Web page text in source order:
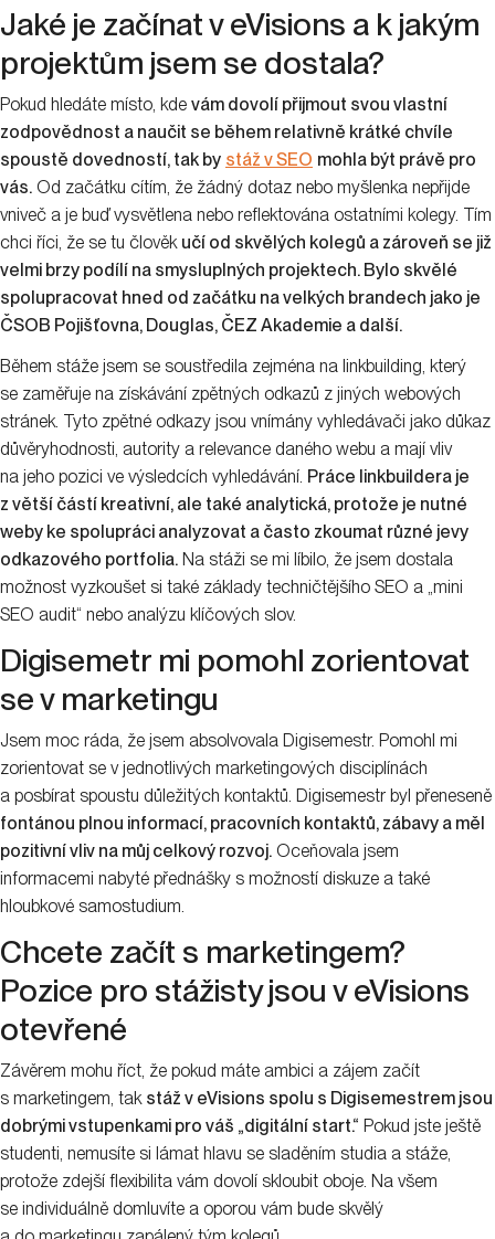
Jaké je začínat v eVisions a k jakým
projektům jsem se dostala?
Pokud hledáte místo, kde vám dovolí přijmout svou vlastní
zodpovědnost a naučit se během relativně krátké chvíle
spoustě dovedností, tak by stáž v SEO mohla být právě pro
vás. Od začátku cítím, že žádný dotaz nebo myšlenka nepřijde
vniveč a je buď vysvětlena nebo reflektována ostatními kolegy. Tím
chci říci, že se tu člověk učí od skvělých kolegů a zároveň se již
velmi brzy podílí na smysluplných projektech. Bylo skvělé
spolupracovat hned od začátku na velkých brandech jako je
ČSOB Pojišťovna, Douglas, ČEZ Akademie a další.
Během stáže jsem se soustředila zejména na linkbuilding, který
se zaměřuje na získávání zpětných odkazů z jiných webových
stránek. Tyto zpětné odkazy jsou vnímány vyhledávači jako důkaz
důvěryhodnosti, autority a relevance daného webu a mají vliv
na jeho pozici ve výsledcích vyhledávání. Práce linkbuildera je
z větší částí kreativní, ale také analytická, protože je nutné
weby ke spolupráci analyzovat a často zkoumat různé jevy
odkazového portfolia. Na stáži se mi líbilo, že jsem dostala
možnost vyzkoušet si také základy techničtějšího SEO a „mini
SEO audit“ nebo analýzu klíčových slov.
Digisemetr mi pomohl zorientovat
se v marketingu
Jsem moc ráda, že jsem absolvovala Digisemestr. Pomohl mi
zorientovat se v jednotlivých marketingových disciplínách
a posbírat spoustu důležitých kontaktů. Digisemestr byl přeneseně
fontánou plnou informací, pracovních kontaktů, zábavy a měl
pozitivní vliv na můj celkový rozvoj. Oceňovala jsem
informacemi nabyté přednášky s možností diskuze a také
hloubkové samostudium.
Chcete začít s marketingem?
Pozice pro stážisty jsou v eVisions
otevřené
Závěrem mohu říct, že pokud máte ambici a zájem začít
s marketingem, tak stáž v eVisions spolu s Digisemestrem jsou
dobrými vstupenkami pro váš „digitální start.“ Pokud jste ještě
studenti, nemusíte si lámat hlavu se sladěním studia a stáže,
protože zdejší flexibilita vám dovolí skloubit oboje. Na všem
se individuálně domluvíte a oporou vám bude skvělý